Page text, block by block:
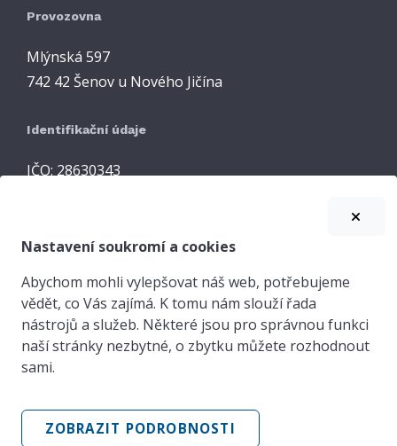
Provozovna
Mlýnská 597
742 42 Šenov u Nového Jičína
Identifikační údaje
IČO: 28630343
©2026 HMC engineering system s.r.o.
Všeobecné obchodní podmínky
Ochrana osobních údajů
Nastavení soukromí a cookies
Abychom mohli vylepšovat náš web, potřebujeme
vědět, co Vás zajímá. K tomu nám slouží řada
nástrojů a služeb. Některé jsou pro správnou funkci
naší stránky nezbytné, o zbytku můžete rozhodnout
sami.
ZOBRAZIT PODROBNOSTI